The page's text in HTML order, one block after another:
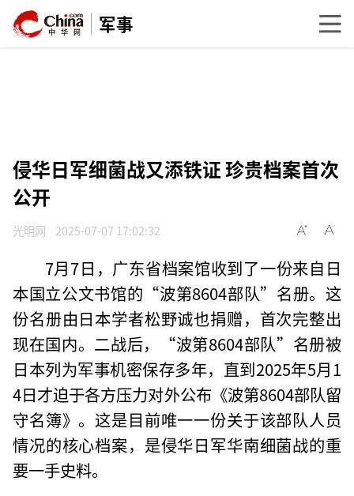
军事
侵华日军细菌战又添铁证 珍贵档案首次
公开
光明网 2025-07-07 17:02:32
7月7日，广东省档案馆收到了一份来自日
本国立公文书馆的“波第8604部队”名册。这
份名册由日本学者松野诚也捐赠，首次完整出
现在国内。二战后，“波第8604部队”名册被
日本列为军事机密保存多年，直到2025年5月1
4日才迫于各方压力对外公布《波第8604部队留
守名簿》。这是目前唯一一份关于该部队人员
情况的核心档案，是侵华日军华南细菌战的重
要一手史料。